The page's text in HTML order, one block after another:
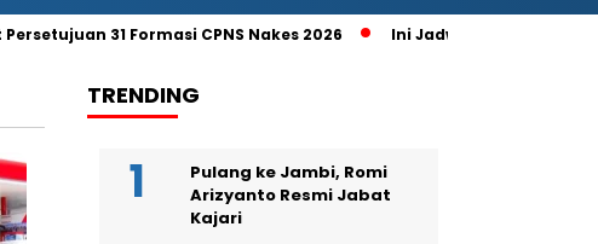
31 Formasi CPNS Nakes 2026 Ini Jadwal Rilis iPhone 18
TRENDING
Pulang ke Jambi, Romi
Arizyanto Resmi Jabat
Kajari